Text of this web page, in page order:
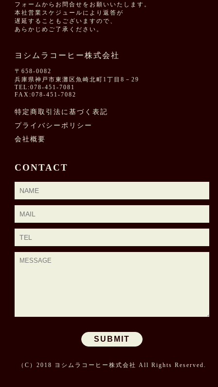
フォームからお問合せをお願いいたします。
本社営業スケジュールにより返答が
遅延することもございますので、
あらかじめご了承ください。
ヨシムラコーヒー株式会社
〒658-0082
兵庫県神戸市東灘区魚崎北町1丁目8－29
TEL:078-451-7081
FAX:078-451-7082
特定商取引法に基づく表記
プライバシーポリシー
会社概要
CONTACT
（C）2018 ヨシムラコーヒー株式会社 All Rights Reserved.